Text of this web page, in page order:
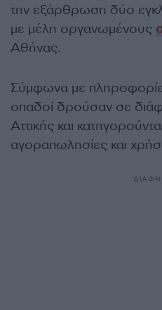
την εξάρθρωση δύο
με μέλη οργανωμένους
Αθήνας.
Σύμφωνα με
οπαδοί δρούσαν σε
Αττικής και
αγοραπωλησίες και